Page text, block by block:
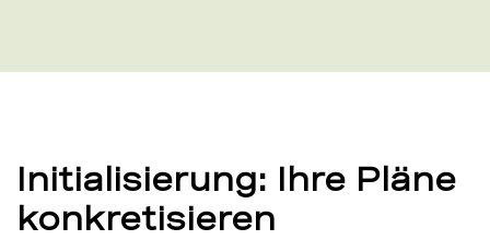
Initialisierung: Ihre Pläne
konkretisieren